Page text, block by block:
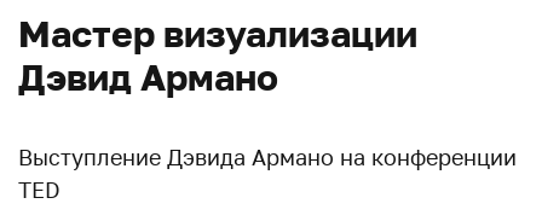
Мастер визуализации
Дэвид Армано
Выступление Дэвида Армано на конференции
TED